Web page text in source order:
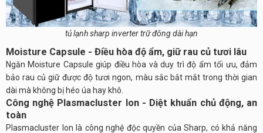
tủ lạnh sharp inverter trữ đông dài hạn
Moisture Capsule - Điều hòa độ ẩm, giữ rau củ tươi lâu
Ngăn Moisture Capsule giúp điều hòa và duy trì độ ẩm tối ưu, đảm
bảo rau củ giữ được độ tươi ngon, màu sắc bắt mắt trong thời gian
dài mà không bị héo úa hay khô.
Công nghệ Plasmacluster Ion - Diệt khuẩn chủ động, an
toàn
Plasmacluster Ion là công nghệ độc quyền của Sharp, có khả năng